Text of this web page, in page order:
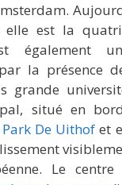
elle est la
également
la présence
grande
situé en
Park De Uithof et
Le